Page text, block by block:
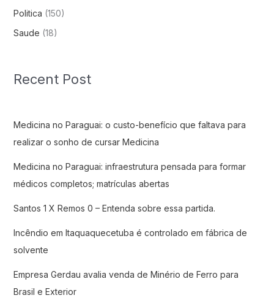
Politica (150)
Saude (18)
Recent Post
Medicina no Paraguai: o custo-benefício que faltava para
realizar o sonho de cursar Medicina
Medicina no Paraguai: infraestrutura pensada para formar
médicos completos; matrículas abertas
Santos 1 X Remos 0 – Entenda sobre essa partida.
Incêndio em Itaquaquecetuba é controlado em fábrica de
solvente
Empresa Gerdau avalia venda de Minério de Ferro para
Brasil e Exterior